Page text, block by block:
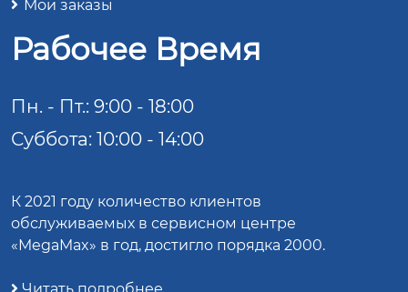
Мои заказы
Рабочее Время
Пн. - Пт.: 9:00 - 18:00
Суббота: 10:00 - 14:00
К 2021 году количество клиентов
обслуживаемых в сервисном центре
«MegaMax» в год, достигло порядка 2000.